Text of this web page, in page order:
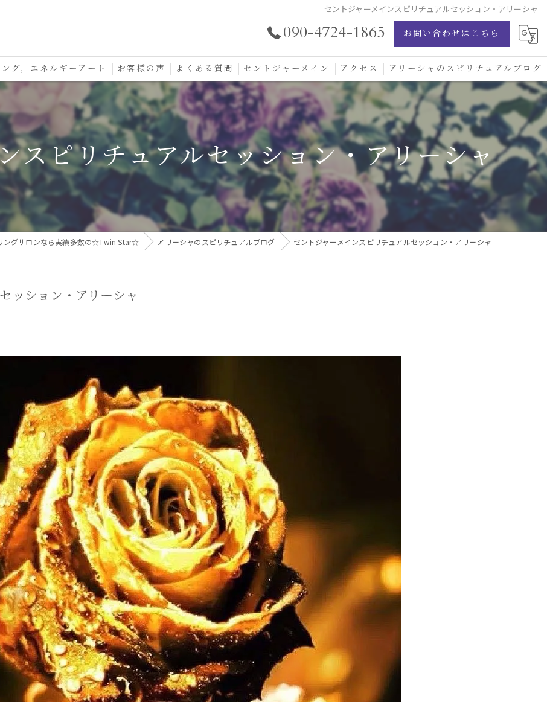
セントジャーメインスピリチュアルセッション・アリーシャ
090-4724-1865 お問い合わせはこちら
グ，エネルギーアート お客様の声
口コミ
よくある質問 セントジャーメイン
セントジャーメイン愛の学校
セントジャーメインブレッシングカード
お守りジュエリー
アクセス アリーシャのスピリチュアルブログ
スピリチュアルセッション・アリーシャ
ングサロンなら実績多数の☆Twin Star☆ アリーシャのスピリチュアルブログ セントジャーメインスピリチュアルセッション・アリーシャ
ッション・アリーシャ